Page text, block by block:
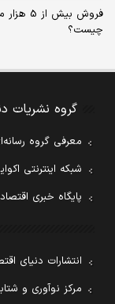
فروش
چیست؟
گروه نشریات
معرفی گروه
شبکه اینترنتی
پایگاه خبری
انتشارات دنیای
مرکز نوآوری و